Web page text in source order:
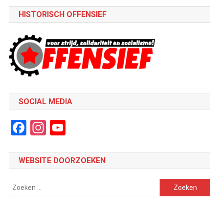
HISTORISCH OFFENSIEF
SOCIAL MEDIA
Facebook
Instagram
YouTube
WEBSITE DOORZOEKEN
Zoeken
naar: